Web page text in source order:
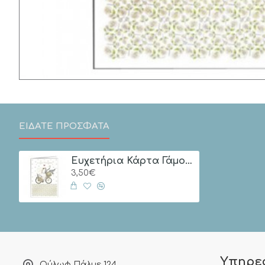
ΕΙΔΑΤΕ ΠΡΟΣΦΑΤΑ
Ευχετήρια Κάρτα Γάμου "Να Ζήσετε Ευτυχισμένοι" (Ποδήλατο)
3,50€